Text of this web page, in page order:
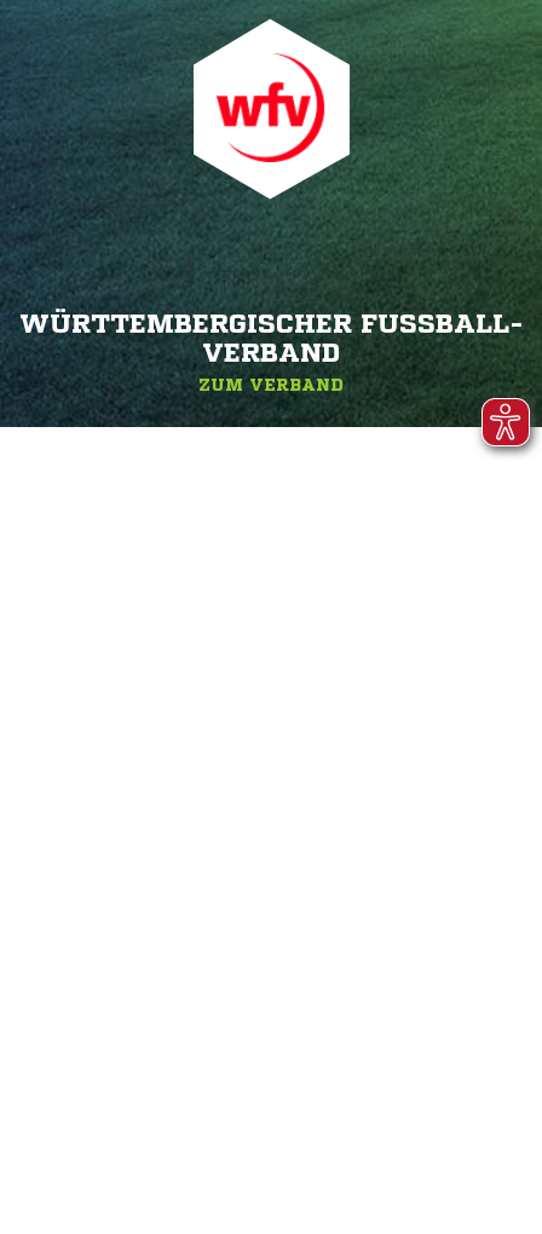
WÜRTTEMBERGISCHER FUSSBALL-V
ERBAND
ZUM VERBAND